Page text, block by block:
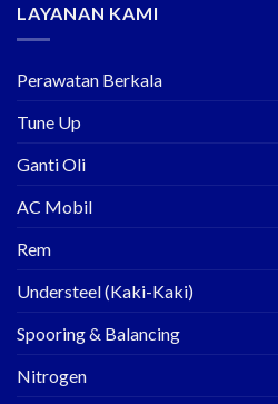
LAYANAN KAMI
Perawatan Berkala
Tune Up
Ganti Oli
AC Mobil
Rem
Understeel (Kaki-Kaki)
Spooring & Balancing
Nitrogen